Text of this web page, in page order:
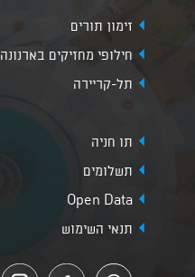
זימון תורים
חילופי מחזיקים בארנונה
תל-קריירה
תו חניה
תשלומים
Open Data
תנאי השימוש